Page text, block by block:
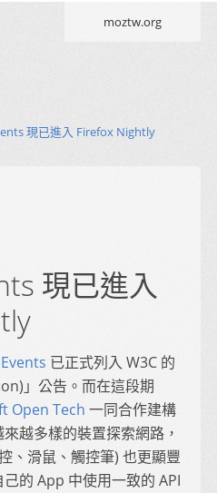
moztw.org
現已進入 Firefox Nightly
現已進入
已正式列入 W3C 的
」公告。而在這段期
Open Tech 一同合作建構
越多樣的裝置探索網路，
、滑鼠、觸控筆) 也更顯豐
的 App 中使用一致的 API